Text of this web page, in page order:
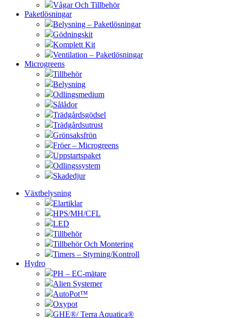
Vågar Och Tillbehör
Paketlösningar
Belysning – Paketlösningar
Gödningskit
Komplett Kit
Ventilation – Paketlösningar
Microgreens
Tillbehör
Belysning
Odlingsmedium
Sålådor
Trädgårdsgödsel
Trädgårdsutrust
Grönsaksfrön
Fröer – Microgreens
Uppstartspaket
Odlingssystem
Skadedjur
Växtbelysning
Elartiklar
HPS/MH/CFL
LED
Tillbehör
Tillbehör Och Montering
Timers – Styrning/Kontroll
Hydro
PH – EC-mätare
Alien Systemer
AutoPot™
Oxypot
GHE®/ Terra Aquatica®